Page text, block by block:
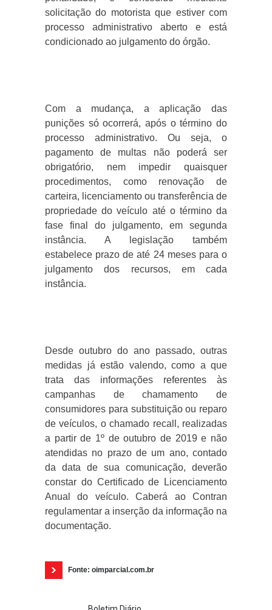
solicitação do motorista que estiver com
processo administrativo aberto e está
condicionado ao julgamento do órgão.
Com a mudança, a aplicação das
punições só ocorrerá, após o término do
processo administrativo. Ou seja, o
pagamento de multas não poderá ser
obrigatório, nem impedir quaisquer
procedimentos, como renovação de
carteira, licenciamento ou transferência de
propriedade do veículo até o término da
fase final do julgamento, em segunda
instância. A legislação também
estabelece prazo de até 24 meses para o
julgamento dos recursos, em cada
instância.
Desde outubro do ano passado, outras
medidas já estão valendo, como a que
trata das informações referentes às
campanhas de chamamento de
consumidores para substituição ou reparo
de veículos, o chamado recall, realizadas
a partir de 1º de outubro de 2019 e não
atendidas no prazo de um ano, contado
da data de sua comunicação, deverão
constar do Certificado de Licenciamento
Anual do veículo. Caberá ao Contran
regulamentar a inserção da informação na
documentação.
Fonte: oimparcial.com.br